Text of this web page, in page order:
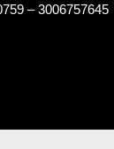
–